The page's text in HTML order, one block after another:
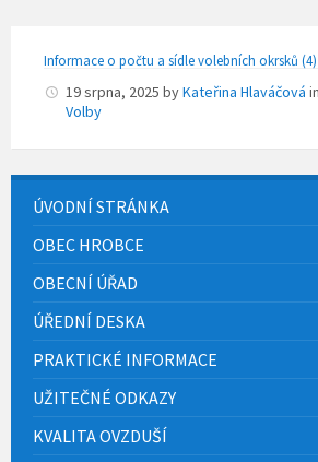
Informace o počtu a sídle volebních okrsků (4)
19 srpna, 2025 byKateřina Hlaváčová in
Volby
ÚVODNÍ STRÁNKA
OBEC HROBCE
OBECNÍ ÚŘAD
ÚŘEDNÍ DESKA
PRAKTICKÉ INFORMACE
UŽITEČNÉ ODKAZY
KVALITA OVZDUŠÍ